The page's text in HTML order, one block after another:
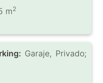
m2
Garaje, Privado;